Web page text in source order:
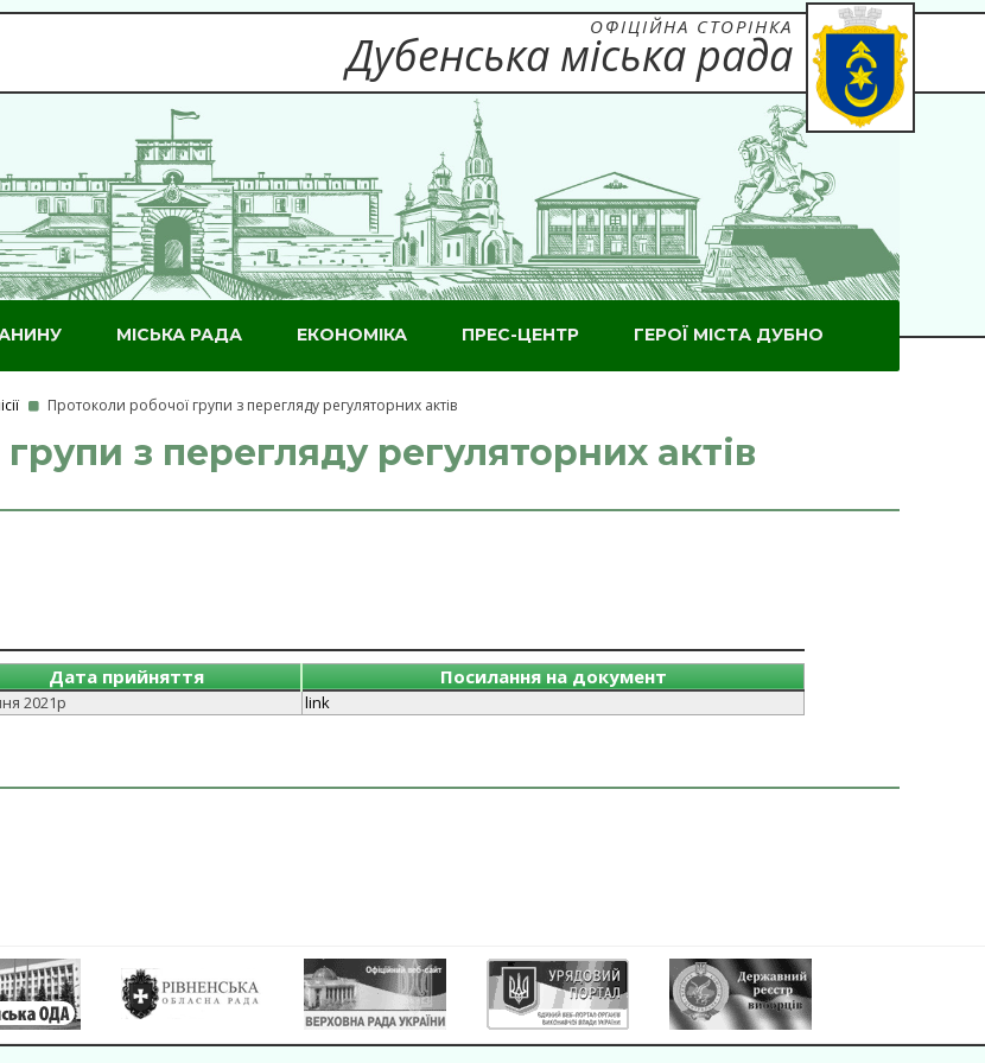
ОФІЦІЙНА СТОРІНКА
Дубенська міська рада
МІСЬКА РАДА ЕКОНОМІКА ПРЕС-ЦЕНТР ГЕРОЇ МІСТА ДУБНО
Протоколи робочої групи з перегляду регуляторних актів
з перегляду регуляторних актів
Дата прийняття Посилання на документ
2021р link